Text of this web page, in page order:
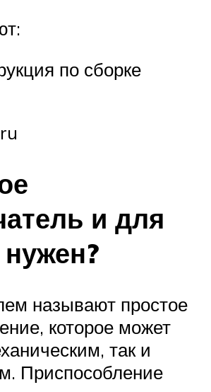
по сборке
и для
называют простое
которое может
так и
Приспособление